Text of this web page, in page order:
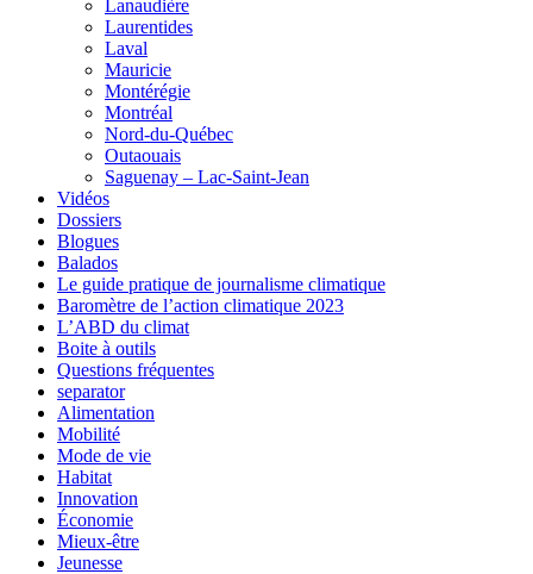
Lanaudière
Laurentides
Laval
Mauricie
Montérégie
Montréal
Nord-du-Québec
Outaouais
Saguenay – Lac-Saint-Jean
Vidéos
Dossiers
Blogues
Balados
Le guide pratique de journalisme climatique
Baromètre de l’action climatique 2023
L’ABD du climat
Boite à outils
Questions fréquentes
separator
Alimentation
Mobilité
Mode de vie
Habitat
Innovation
Économie
Mieux-être
Jeunesse